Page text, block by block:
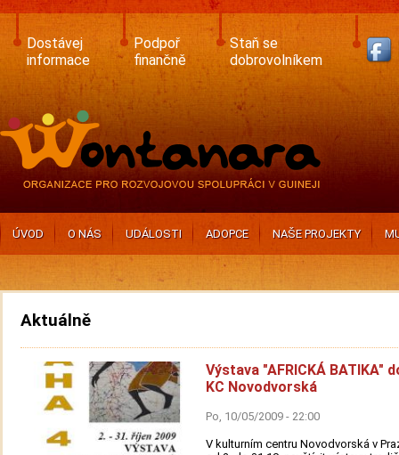
Skip
main
content
Dostávej
informace
Podpoř
finančně
Staň se
dobrovolníkem
ÚVOD O NÁS UDÁLOSTI ADOPCE NAŠE PROJEKTY
Aktuálně
Výstava "AFRICKÁ BATIKA"
KC Novodvorská
Po, 10/05/2009 - 22:00
V kulturním centru Novodvorská v